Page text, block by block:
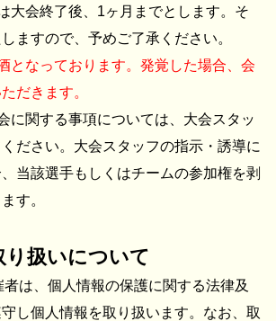
大会終了後、1ヶ月までとします。そ
ますので、予めご了承ください。
となっております。発覚した場合、会
だきます。
に関する事項については、大会スタッ
ださい。大会スタッフの指示・誘導に
当該選手もしくはチームの参加権を剥
す。
り扱いについて
は、個人情報の保護に関する法律及
し個人情報を取り扱います。なお、取